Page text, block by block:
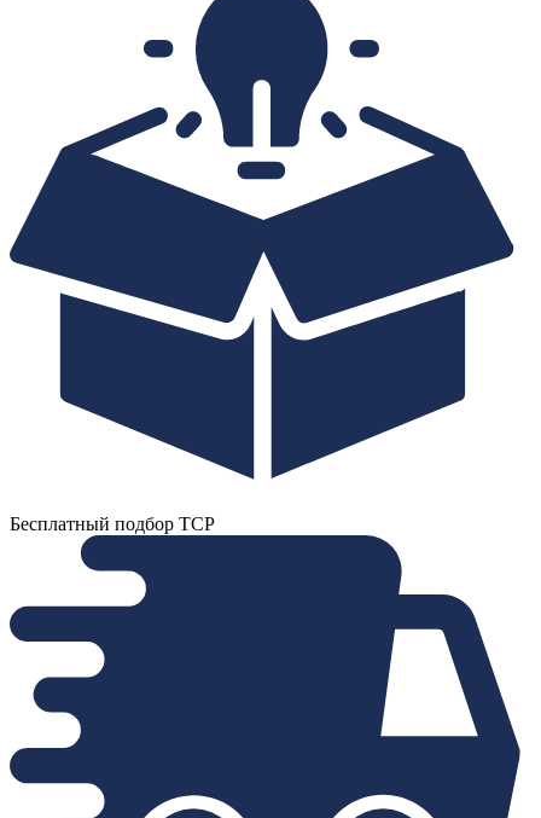
Бесплатный подбор ТСР